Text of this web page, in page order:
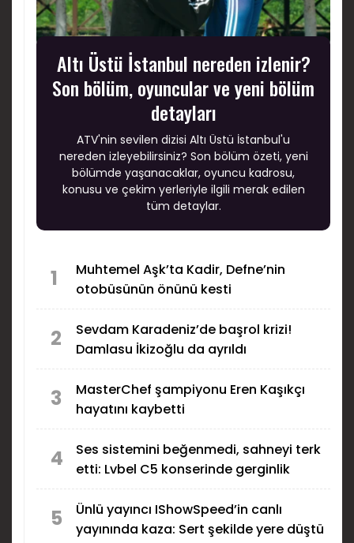
Altı Üstü İstanbul nereden izlenir?
Son bölüm, oyuncular ve yeni bölüm
detayları
ATV'nin sevilen dizisi Altı Üstü İstanbul'u
nereden izleyebilirsiniz? Son bölüm özeti, yeni
bölümde yaşanacaklar, oyuncu kadrosu,
konusu ve çekim yerleriyle ilgili merak edilen
tüm detaylar.
1
Muhtemel Aşk’ta Kadir, Defne’nin
otobüsünün önünü kesti
2
Sevdam Karadeniz’de başrol krizi!
Damlasu İkizoğlu da ayrıldı
3
MasterChef şampiyonu Eren Kaşıkçı
hayatını kaybetti
4
Ses sistemini beğenmedi, sahneyi terk
etti: Lvbel C5 konserinde gerginlik
5
Ünlü yayıncı IShowSpeed’in canlı
yayınında kaza: Sert şekilde yere düştü